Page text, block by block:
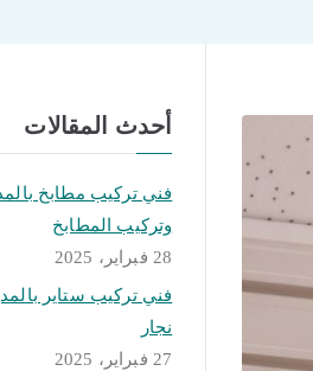
أحدث المقالات
وتركيب المطابخ
28 فبراير، 2025
نجار
27 فبراير، 2025